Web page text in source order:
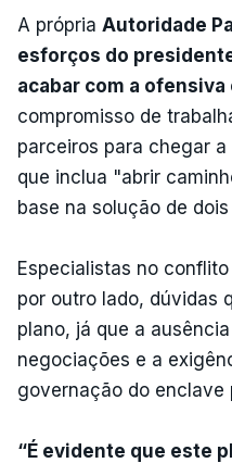
A própria Autoridade
esforços do
acabar com a ofensiva
compromisso de
parceiros para chegar
que inclua "abrir
base na solução de
Especialistas no
por outro lado, dúvidas
plano, já que a
negociações e a
governação do enclave
“É evidente que este